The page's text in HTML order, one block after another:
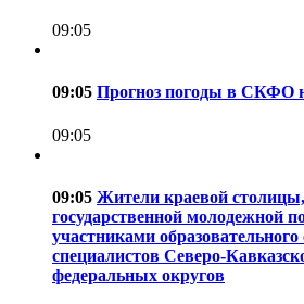
09:05
09:05 Прогноз погоды в СКФО
09:05
09:05 Жители краевой
государственной молодежной
участниками
специалистов Северо-
федеральных округов